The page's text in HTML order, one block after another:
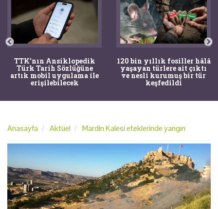
TTK'nın Ansiklopedik
Türk Tarih Sözlüğüne
artık mobil uygulama ile
erişilebilecek
120 bin yıllık fosiller hâlâ
yaşayan türlere ait çıktı
ve nesli kurumuş bir tür
keşfedildi
Anasayfa Aktüel Mardin Kalesi eteklerinde yangın